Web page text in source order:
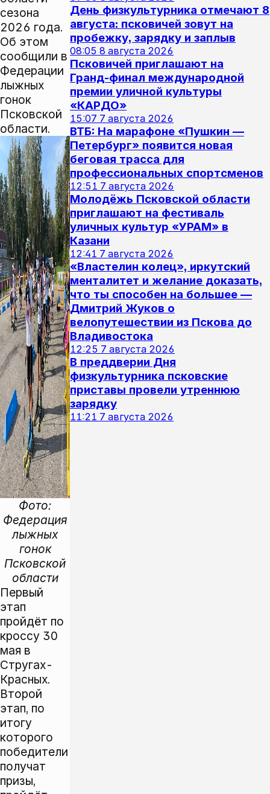
сезона
2026 года.
Об этом
сообщили в
Федерации
лыжных
гонок
Псковской
области.
Фото:
Федерация
лыжных
гонок
Псковской
области
Первый
этап
пройдёт по
кроссу 30
мая в
Стругах-
Красных.
Второй
этап, по
итогу
которого
победители
получат
призы,
День физкультурника отмечают 8
августа: псковичей зовут на
пробежку, зарядку и заплыв
08:05 8 августа 2026
Псковичей приглашают на
Гранд‑финал международной
премии уличной культуры
«КАРДО»
15:07 7 августа 2026
ВТБ: На марафоне «Пушкин —
Петербург» появится новая
беговая трасса для
профессиональных спортсменов
12:51 7 августа 2026
Молодёжь Псковской области
приглашают на фестиваль
уличных культур «УРАМ» в
Казани
12:41 7 августа 2026
«Властелин колец», иркутский
менталитет и желание доказать,
что ты способен на большее —
Дмитрий Жуков о
велопутешествии из Пскова до
Владивостока
12:25 7 августа 2026
В преддверии Дня
физкультурника псковские
приставы провели утреннюю
зарядку
11:21 7 августа 2026